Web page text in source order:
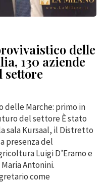
delle
130 aziende
settore
delle Marche: primo in
del settore È stato
sala Kursaal, il Distretto
presenza del
Luigi D’Eramo e
Antonini.
come